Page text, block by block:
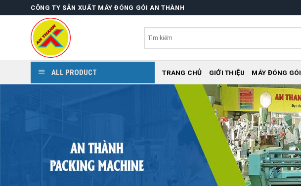
CÔNG TY SẢN XUẤT MÁY ĐÓNG GÓI AN THÀNH
ALL PRODUCT TRANG CHỦ GIỚI THIỆU MÁY ĐÓNG GÓI